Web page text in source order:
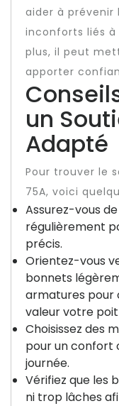
aider à prévenir
inconforts liés à
plus, il peut
apporter
un
Adapté
Pour trouver le
75A, voici
Assurez-vous
régulièrement
précis.
Orientez-vous
bonnets
armatures pour
valeur votre
Choisissez des
pour un confort
journée.
Vérifiez que les
ni trop lâches